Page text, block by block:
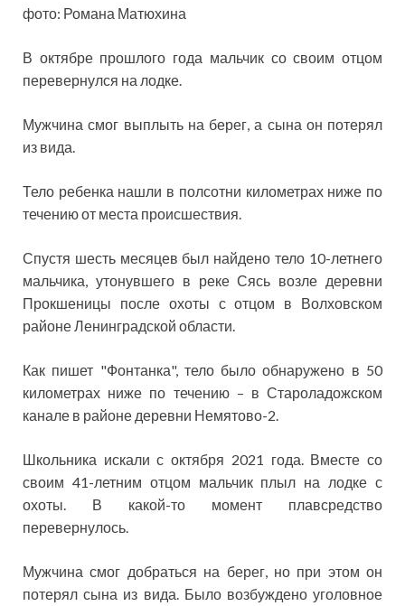
фото: Романа Матюхина
В октябре прошлого года мальчик со своим отцом
перевернулся на лодке.
Мужчина смог выплыть на берег, а сына он потерял
из вида.
Тело ребенка нашли в полсотни километрах ниже по
течению от места происшествия.
Спустя шесть месяцев был найдено тело 10-летнего
мальчика, утонувшего в реке Сясь возле деревни
Прокшеницы после охоты с отцом в Волховском
районе Ленинградской области.
Как пишет "Фонтанка", тело было обнаружено в 50
километрах ниже по течению – в Староладожском
канале в районе деревни Немятово-2.
Школьника искали с октября 2021 года. Вместе со
своим 41-летним отцом мальчик плыл на лодке с
охоты. В какой-то момент плавсредство
перевернулось.
Мужчина смог добраться на берег, но при этом он
потерял сына из вида. Было возбуждено уголовное